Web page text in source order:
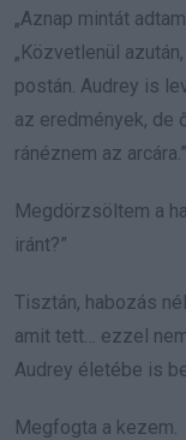
„Aznap mintát
„Közvetlenül
postán. Audrey is
az eredmények, de
ránéznem az arcára.”
Megdörzsöltem a
iránt?”
Tisztán, habozás
amit tett… ezzel
Audrey életébe is
Megfogta a kezem.